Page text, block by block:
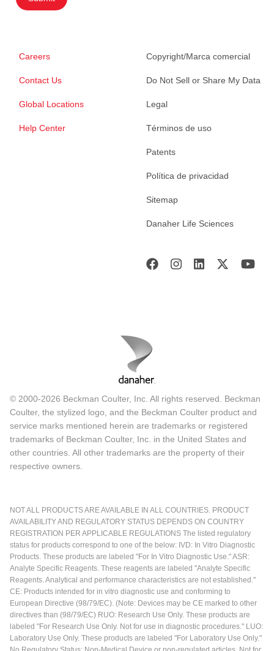
Careers
Contact Us
Global Locations
Help Center
Copyright/Marca comercial
Do Not Sell or Share My Data
Legal
Términos de uso
Patents
Política de privacidad
Sitemap
Danaher Life Sciences
© 2000-2026 Beckman Coulter, Inc. All rights reserved. Beckman
Coulter, the stylized logo, and the Beckman Coulter product and
service marks mentioned herein are trademarks or registered
trademarks of Beckman Coulter, Inc. in the United States and
other countries. All other trademarks are the property of their
respective owners.
NOT ALL PRODUCTS ARE AVAILABLE IN ALL COUNTRIES. PRODUCT
AVAILABILITY AND REGULATORY STATUS DEPENDS ON COUNTRY
REGISTRATION PER APPLICABLE REGULATIONS The listed regulatory
status for products correspond to one of the below: IVD: In Vitro Diagnostic
Products. These products are labeled "For In Vitro Diagnostic Use." ASR:
Analyte Specific Reagents. These reagents are labeled "Analyte Specific
Reagents. Analytical and performance characteristics are not established."
CE: Products intended for in vitro diagnostic use and conforming to
European Directive (98/79/EC). (Note: Devices may be CE marked to other
directives than (98/79/EC) RUO: Research Use Only. These products are
labeled "For Research Use Only. Not for use in diagnostic procedures." LUO:
Laboratory Use Only. These products are labeled "For Laboratory Use Only."